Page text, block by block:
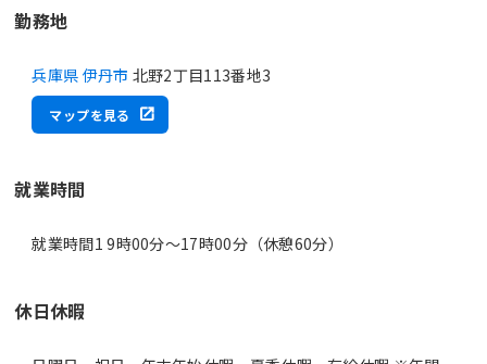
勤務地
兵庫県 伊丹市 北野2丁目113番地3
マップを見る
就業時間
就業時間1 9時00分〜17時00分（休憩60分）
休日休暇